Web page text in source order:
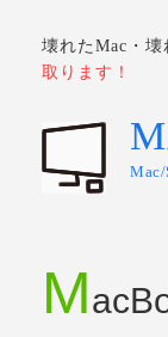
壊れたMac・壊
取ります！
Mac/
M